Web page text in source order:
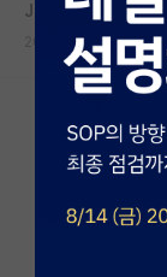
연구실&오픈랩
커뮤니티
커뮤니티 홈
전체글보기
베스트 게시판
Julius Lothar
2019.08.10 19